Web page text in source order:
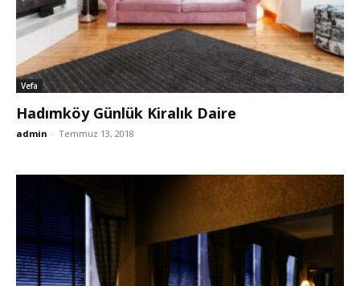
Vefa
Hadımköy Günlük Kiralık Daire
admin - Temmuz 13, 2018